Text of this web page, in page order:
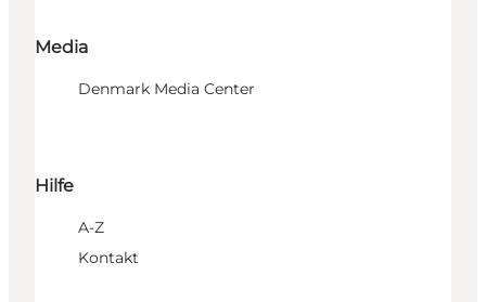
Media
Denmark Media Center
Hilfe
A-Z
Kontakt